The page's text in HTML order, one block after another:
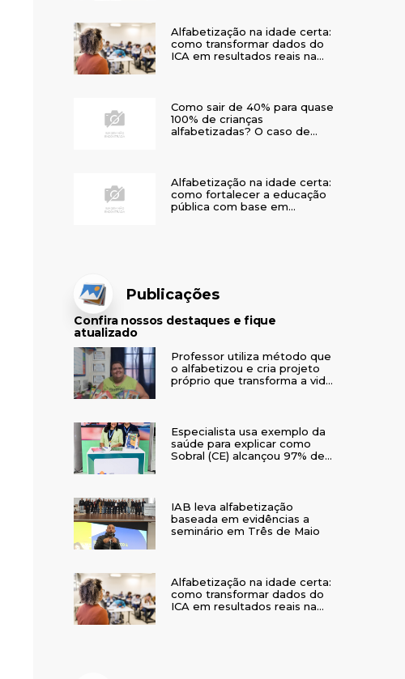
Alfabetização na idade certa:
como transformar dados do
ICA em resultados reais na
Como sair de 40% para quase
100% de crianças
alfabetizadas? O caso de
Alfabetização na idade certa:
como fortalecer a educação
pública com base em
Publicações
Confira nossos destaques e fique
atualizado
Professor utiliza método que
o alfabetizou e cria projeto
próprio que transforma a vida
Especialista usa exemplo da
saúde para explicar como
Sobral (CE) alcançou 97% de
IAB leva alfabetização
baseada em evidências a
seminário em Três de Maio
Alfabetização na idade certa:
como transformar dados do
ICA em resultados reais na